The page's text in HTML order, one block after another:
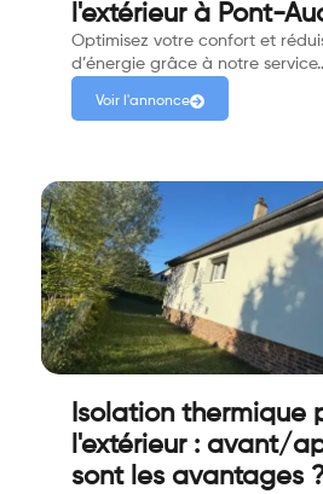
l'extérieur à Pont-
Optimisez votre confort et
d’énergie grâce à notre
Voir l'annonce
Isolation thermique
l'extérieur : avant/
sont les avantages